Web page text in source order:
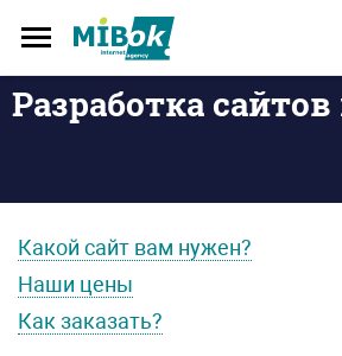
Toggle
navigation
Разработка
Какой сайт вам нужен?
Наши цены
Как заказать?